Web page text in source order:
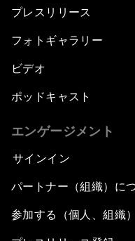
プレスリリース
フォトギャラリー
ビデオ
ポッドキャスト
エンゲージメント
サインイン
パートナー（組織）に
参加する（個人、組織）